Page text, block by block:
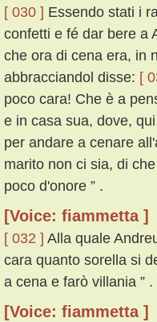
[ 030 ] Essendo stati i
confetti e fé dar bere a
che ora di cena era, in
abbracciandol disse: [
poco cara! Che è a
e in casa sua, dove,
per andare a cenare
marito non ci sia, di
poco d'onore ” .
[Voice: fiammetta ]
[ 032 ] Alla quale
cara quanto sorella si
a cena e farò villania ” .
[Voice: fiammetta ]